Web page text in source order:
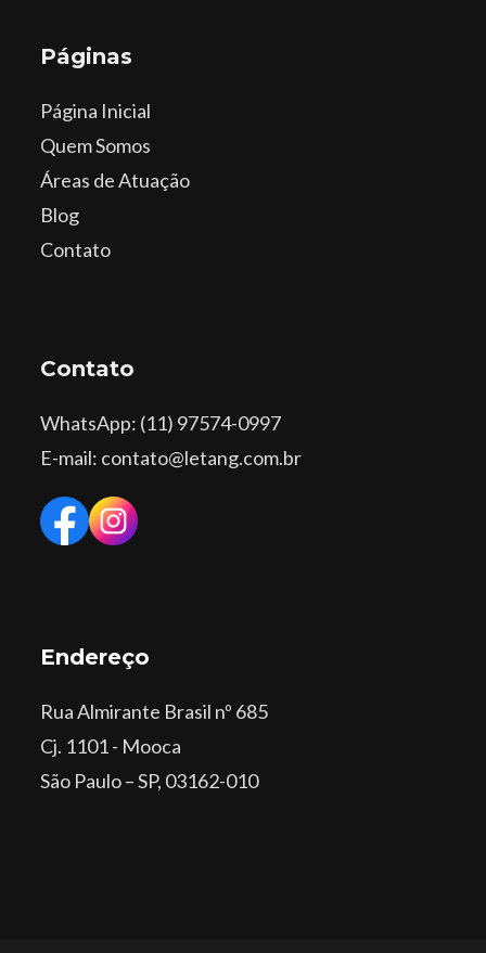
Páginas
Página Inicial
Quem Somos
Áreas de Atuação
Blog
Contato
Contato
WhatsApp: (11) 97574-0997
E-mail: contato@letang.com.br
Endereço
Rua Almirante Brasil nº 685
Cj. 1101 - Mooca
São Paulo – SP, 03162-010